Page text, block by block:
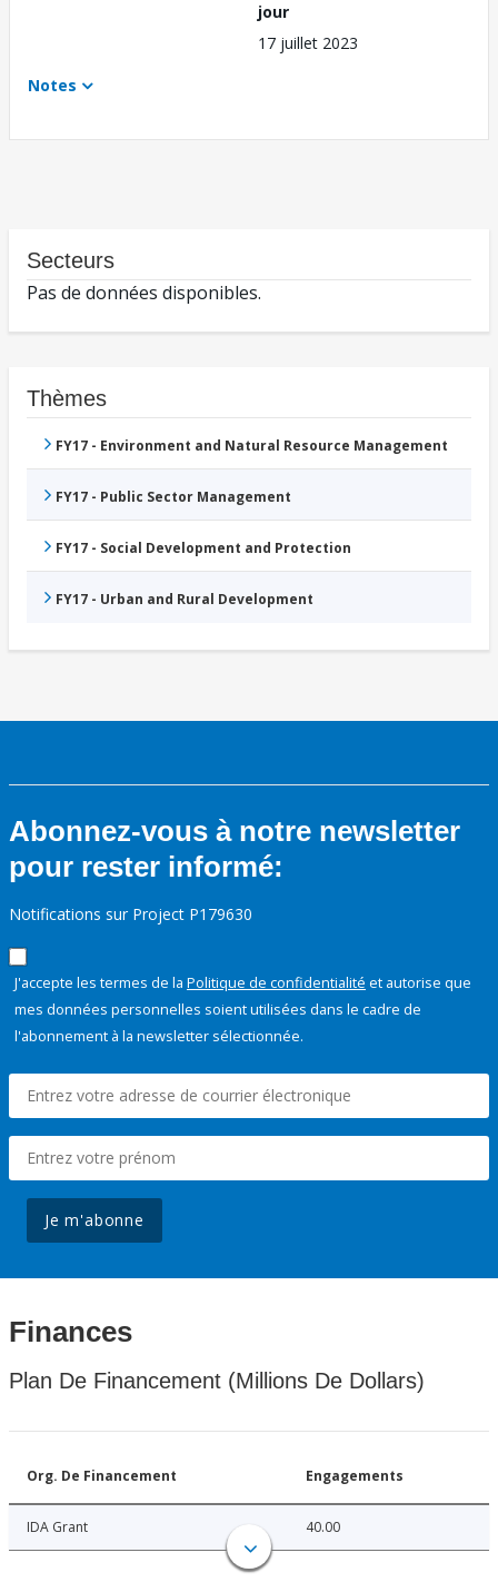
jour
17 juillet 2023
Notes
Secteurs
Pas de données disponibles.
Thèmes
FY17 - Environment and Natural Resource Management
FY17 - Public Sector Management
FY17 - Social Development and Protection
FY17 - Urban and Rural Development
Abonnez-vous à notre newsletter
pour rester informé:
Notifications sur Project P179630
J'accepte les termes de la Politique de confidentialité et autorise que
mes données personnelles soient utilisées dans le cadre de
l'abonnement à la newsletter sélectionnée.
Je m'abonne
Finances
Plan De Financement (Millions De Dollars)
Org. De Financement Engagements
IDA Grant 40.00